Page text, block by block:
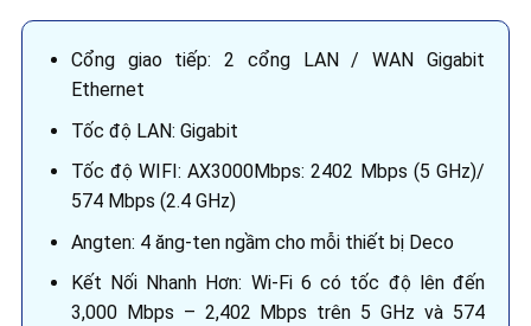
Cổng giao tiếp: 2 cổng LAN / WAN Gigabit
Ethernet
Tốc độ LAN: Gigabit
Tốc độ WIFI: AX3000Mbps: 2402 Mbps (5 GHz)/
574 Mbps (2.4 GHz)
Angten: 4 ăng-ten ngầm cho mỗi thiết bị Deco
Kết Nối Nhanh Hơn: Wi-Fi 6 có tốc độ lên đến
3,000 Mbps – 2,402 Mbps trên 5 GHz và 574